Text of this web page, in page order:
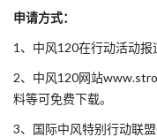
申请方式：
1、中风120在行动活动
2、中风120网站
料等可免费下载。
3、国际中风特别行动联